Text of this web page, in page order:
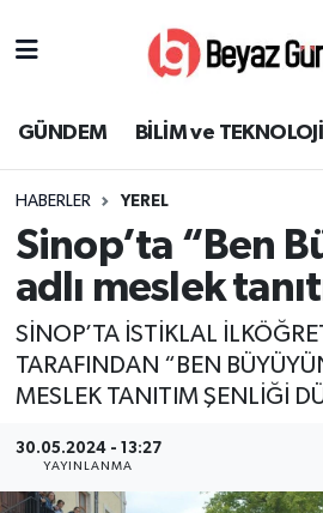
GÜNDEM BİLİM ve TEKNOLOJİ
HABERLER YEREL
Sinop’ta “Ben
adlı meslek
SİNOP’TA İSTİKLAL
TARAFINDAN “BEN
MESLEK TANITIM ŞENLİĞİ
30.05.2024 - 13:27
YAYINLANMA
EKONOMİ
SPOR
SAĞLIK
EĞİTİM
KÜLTÜR SANAT
Süper Lig Puan Durumu ve
Tüm Manşetler
Son Dakika Haberleri
Haber Arşivi